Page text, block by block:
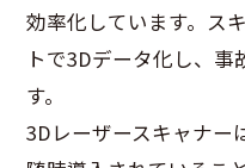
効率化しています。ス
トで3Dデータ化し、
す。
3Dレーザースキャナー